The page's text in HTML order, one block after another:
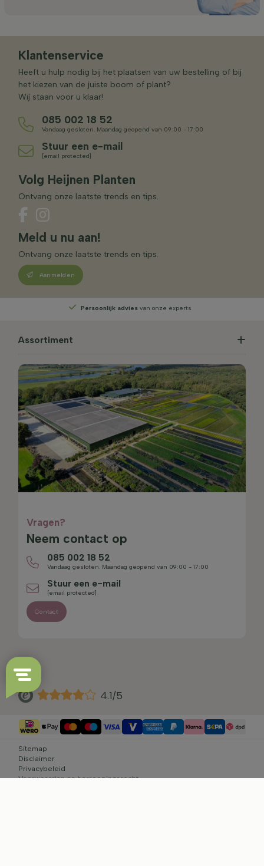
Klantenservice
Heeft u hulp nodig bij het plaatsen van uw bestelling of bij
het kiezen van de juiste boom of plant?
Wij staan voor u klaar!
085 002 18 52
Vandaag gesloten. Maandag geopend van 09:00 - 17:00
Stuur een e-mail
[email protected]
Volg Heijnen Planten
Ontvang onze laatste trends en tips.
Meld u nu aan!
Ontvang onze laatste trends en tips.
Aanmelden
Persoonlijk advies van onze experts
Assortiment
Vragen?
Neem contact op
085 002 18 52
Vandaag gesloten. Maandag geopend van 09:00 - 17:00
Stuur een e-mail
[email protected]
Contact
4.1/5
Sitemap
Disclaimer
Privacybeleid
Voorwaarden en herroepingsrecht